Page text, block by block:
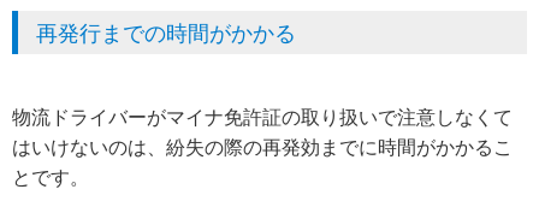
再発行までの時間がかかる
物流ドライバーがマイナ免許証の取り扱いで注意しなくて
はいけないのは、紛失の際の再発効までに時間がかかるこ
とです。